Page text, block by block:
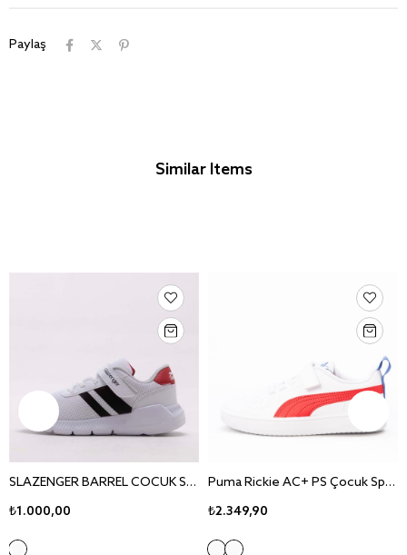
Paylaş
Similar Items
SLAZENGER BARREL COCUK SPOR AYAKKABI SA13LF070
₺1.000,00
Puma Rickie AC+ PS Çocuk Spor Ayakkabı 385836-05
₺2.349,90